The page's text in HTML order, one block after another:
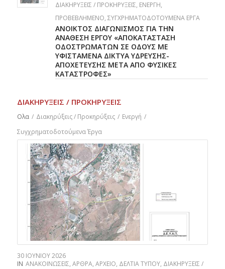
ΔΙΑΚΗΡΎΞΕΙΣ / ΠΡΟΚΗΡΎΞΕΙΣ, ΕΝΕΡΓΉ,
ΠΡΟΒΕΒΛΗΜΈΝΟ, ΣΥΓΧΡΗΜΑΤΟΔΟΤΟΎΜΕΝΑ ΈΡΓΑ
ΑΝΟΙΚΤΟΣ ΔΙΑΓΩΝΙΣΜΟΣ ΓΙΑ ΤΗΝ
ΑΝΑΘΕΣΗ ΕΡΓΟΥ «ΑΠΟΚΑΤΑΣΤΑΣΗ
ΟΔΟΣΤΡΩΜΑΤΩΝ ΣΕ ΟΔΟΥΣ ΜΕ
ΥΦΙΣΤΑΜΕΝΑ ΔΙΚΤΥΑ ΥΔΡΕΥΣΗΣ-
ΑΠΟΧΕΤΕΥΣΗΣ ΜΕΤΑ ΑΠΟ ΦΥΣΙΚΕΣ
ΚΑΤΑΣΤΡΟΦΕΣ»
ΔΙΑΚΗΡΎΞΕΙΣ / ΠΡΟΚΗΡΎΞΕΙΣ
Ολα / Διακηρύξεις / Προκηρύξεις / Ενεργή /
Συγχρηματοδοτούμενα Έργα
30 ΙΟΥΝΊΟΥ 2026
IN ΑΝΑΚΟΙΝΏΣΕΙΣ, ΆΡΘΡΑ, ΑΡΧΕΊΟ, ΔΕΛΤΊΑ ΤΎΠΟΥ, ΔΙΑΚΗΡΎΞΕΙΣ /